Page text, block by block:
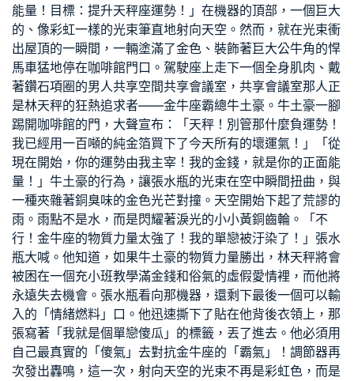
能量！目標：提升天秤座運勢！」在機器的頂部，一個巨大
的、像彩虹一樣的光束筆直地射向天空。然而，就在光束衝
出屋頂的一瞬間，一輛塗滿了金色、裝飾著巨大公牛角的悍
馬車猛地停在咖啡館門口。駕駛座上走下一個全身肌肉、戴
著鑽石項圈的男人共享空間共享會議室 ， 共享會議室那人正
是林天秤的狂熱追求者——金牛座霸總牛土豪。牛土豪一腳
踢開咖啡館的門，大聲宣布：「天秤！別管那什麼負運勢！
我已經用一百噸的純金箔買下了今天所有的壞運氣！」「從
現在開始，你的運勢由我主宰！我的金錢，就是你的正面能
量！」牛土豪的行為，讓張水瓶的光束在空中瞬間扭曲，與
一種夾雜著銅臭味的金色光芒對撞。天空開始下起了荒謬的
雨。雨點不是水，而是閃耀著淚光的小小黃銅齒輪。「不
行！金牛座的物質力量太強了！我的單戀被汙染了！」張水
瓶大喊。他知道，如果牛土豪的物質力量勝出，林天秤將會
被困在一個充小班教學滿金錢和俗氣的虛假愛情裡，而他將
永遠失去機會。張水瓶看向那機器，還剩下最後一個可以輸
入的「情緒燃料」口。他迅速撕下了貼在他背後衣領上，那
張寫著「我就是個單戀傻瓜」的標籤，丟了進去。他必須用
自己最真實的「傻氣」去對抗金牛座的「霸氣」！調節器再
次發出轟鳴，這一次，射向天空的光束不再是彩虹色，而是